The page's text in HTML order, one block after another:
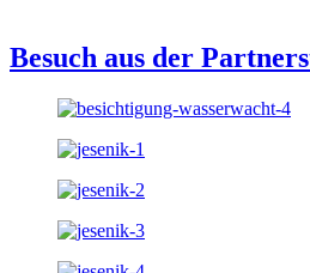
Besuch aus der